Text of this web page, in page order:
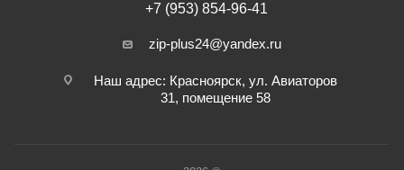
+7 (953) 854-96-41
zip-plus24@yandex.ru
Наш адрес: Красноярск, ул. Авиаторов
31, помещение 58